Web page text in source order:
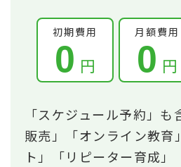
初期費用
0 円
月額費用
0 円
「スケジュール予約」
販売」「オンライン教育
ト」「リピーター育成」